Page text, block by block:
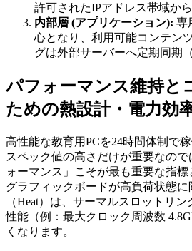
許可されたIPアドレス帯域か
内部層 (アプリケーション): 専
心となり、利用可能コンテン
グは外部サーバーへ定期同期
パフォーマンス維持と
ための熱設計・電力効
高性能な教育用PCを24時間体制で
スペック値の高さだけが重要なの
ォーマンス」こそが最も重要な指
グラフィックボードが高負荷状態
（Heat）は、サーマルスロットリ
性能（例：最大クロック周波数
くなります。